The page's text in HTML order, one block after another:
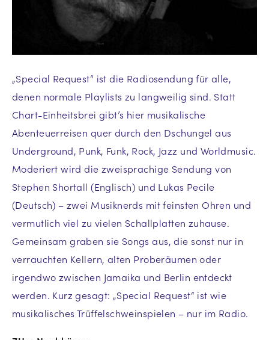
„Special Request“ ist die Radiosendung für alle,
denen normale Playlists zu langweilig sind. Statt
Chart-Einheitsbrei gibt’s hier musikalische
Abenteuerreisen quer durch den Dschungel aus
Underground, Punk, Funk, Rock, Jazz und Worldmusic.
Moderiert wird die zweisprachige Sendung von
Stephen Shortall (Englisch) und Lukas Pecile
(Deutsch) – zwei Musiknerds mit feinsten Ohren und
vermutlich viel zu vielen Schallplatten zuhause.
Gemeinsam graben sie Songs aus, die sonst nur in
verrauchten Kellern, alten Proberäumen oder
irgendwo zwischen Jamaika und Berlin entdeckt
werden. Kurz gesagt: „Special Request“ ist wie
musikalisches Trüffelschweinspielen – nur im Radio.